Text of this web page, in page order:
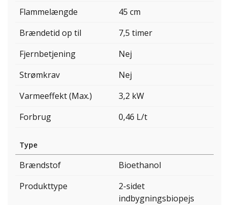
Flammelængde
45 cm
Brændetid op til
7,5 timer
Fjernbetjening
Nej
Strømkrav
Nej
Varmeeffekt (Max.)
3,2 kW
Forbrug
0,46 L/t
Type
Brændstof
Bioethanol
Produkttype
2-sidet
indbygningsbiopejs